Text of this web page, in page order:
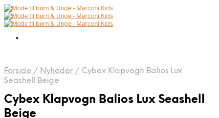
Forside / Nyheder / Cybex Klapvogn Balios Lux
Seashell Beige
Cybex Klapvogn Balios Lux Seashell
Beige